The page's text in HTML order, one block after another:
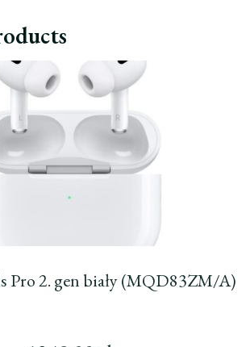
Pro 2. gen biały (MQD83ZM/A)